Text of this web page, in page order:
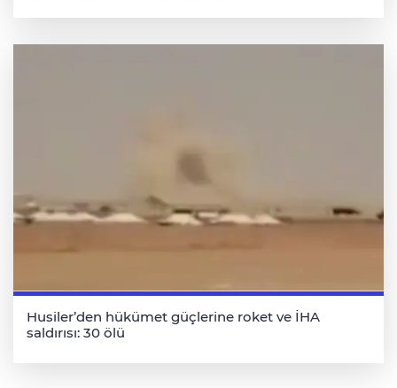
Husiler’den hükümet güçlerine roket ve İHA
saldırısı: 30 ölü